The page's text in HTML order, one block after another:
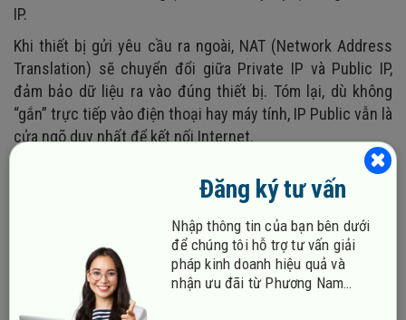
IP.
Khi thiết bị gửi yêu cầu ra ngoài, NAT (Network Address
Translation) sẽ chuyển đổi giữa Private IP và Public IP,
đảm bảo dữ liệu ra vào đúng thiết bị. Tóm lại, dù không
“gắn” trực tiếp vào điện thoại hay máy tính, IP Public vẫn là
cửa ngõ duy nhất để kết nối Internet.
Đăng ký tư vấn
Nhập thông tin của bạn bên dưới
để chúng tôi hỗ trợ tư vấn giải
pháp kinh doanh hiệu quả và
nhận ưu đãi từ Phương Nam